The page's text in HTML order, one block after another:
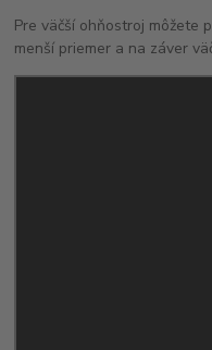
Pre väčší ohňostroj môžete
menší priemer a na záver